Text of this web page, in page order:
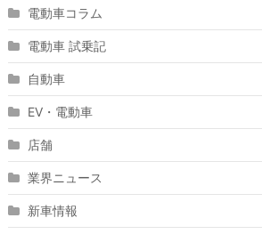
電動車コラム
電動車 試乗記
自動車
EV・電動車
店舗
業界ニュース
新車情報